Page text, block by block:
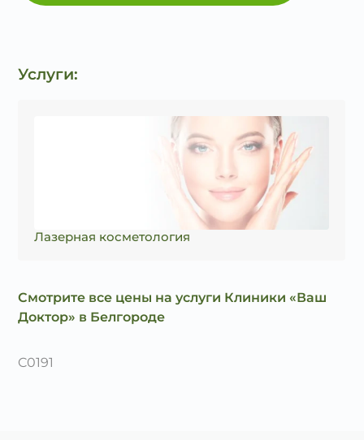
Услуги:
Лазерная косметология
Смотрите все цены на услуги Клиники «Ваш
Доктор» в Белгороде
C0191